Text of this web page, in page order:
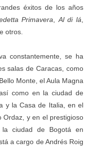
éxitos de los años
Primavera Al di lá
otros.
constantemente, se ha
salas de Caracas, como
Monte, el Aula Magna
como en la ciudad de
y la Casa de Italia, en el
Ordaz, y en el prestigioso
ciudad de Bogotá en
a cargo de Andrés Roig